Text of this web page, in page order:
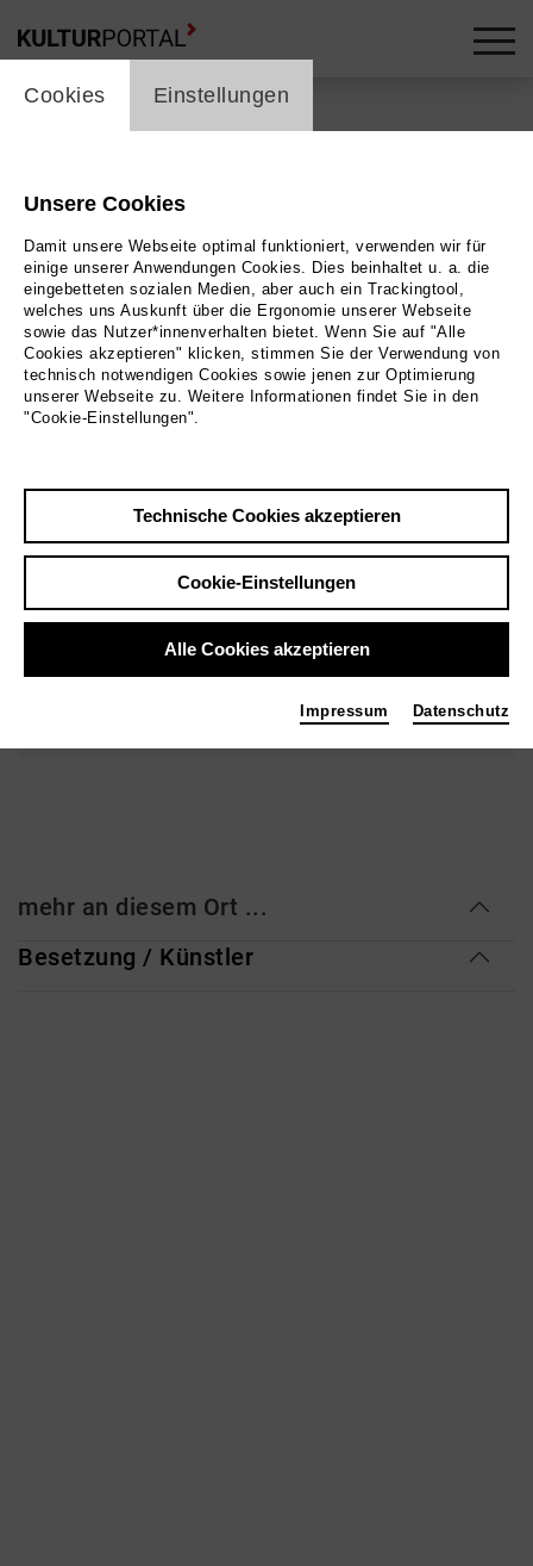
Zurück|Übersicht
Schauspiel
Klimatrilogie
Staatstheater Hannover - Schauspielhaus
Veranstaltungsort
Staatstheater Hannover - Schauspielhaus
30159 Hannover
neu.staatstheater-hannover.de
mehr an diesem Ort ...
Besetzung / Künstler
cookie_layer
Cookies Einstellungen
Unsere Cookies
Damit unsere Webseite optimal funktioniert, verwenden wir für
einige unserer Anwendungen Cookies. Dies beinhaltet u. a. die
eingebetteten sozialen Medien, aber auch ein Trackingtool,
welches uns Auskunft über die Ergonomie unserer Webseite
sowie das Nutzer*innenverhalten bietet. Wenn Sie auf "Alle
Cookies akzeptieren" klicken, stimmen Sie der Verwendung von
technisch notwendigen Cookies sowie jenen zur Optimierung
unserer Webseite zu. Weitere Informationen findet Sie in den
"Cookie-Einstellungen".
Technische Cookies akzeptieren
Cookie-Einstellungen
Alle Cookies akzeptieren
Impressum Datenschutz